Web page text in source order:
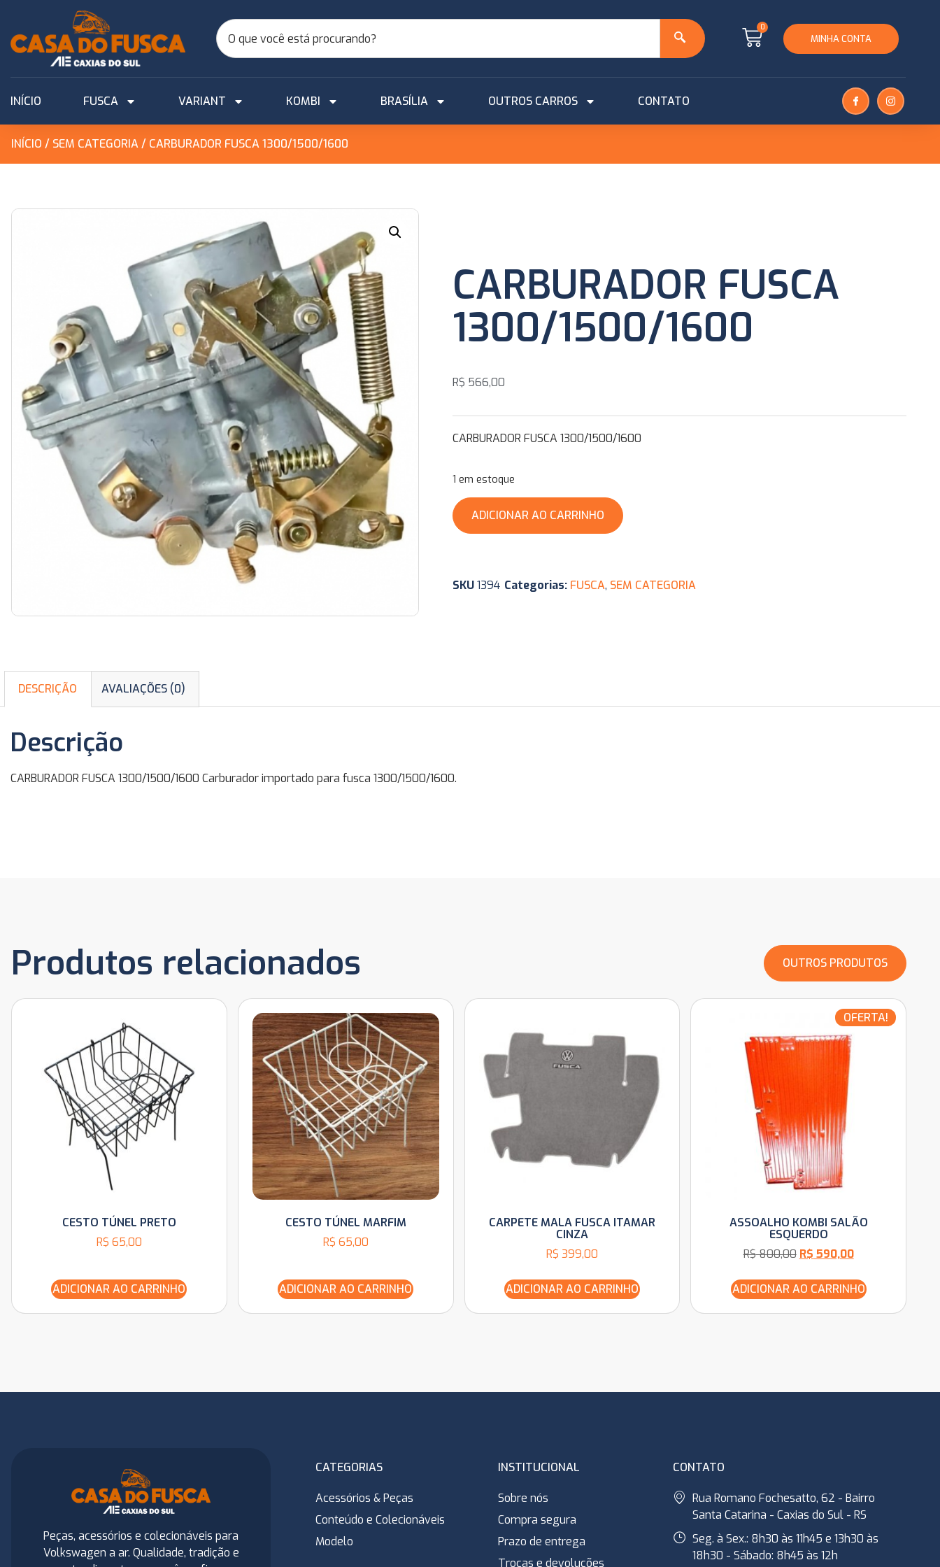
0
MINHA CONTA
INÍCIO FUSCA VARIANT KOMBI BRASÍLIA OUTROS CARROS CONTATO
INÍCIO / SEM CATEGORIA/ CARBURADOR FUSCA 1300/1500/1600
CARBURADOR FUSCA
1300/1500/1600
R$ 566,00
CARBURADOR FUSCA 1300/1500/1600
1 em estoque
ADICIONAR AO CARRINHO
SKU1394 Categorias: FUSCA, SEM CATEGORIA
DESCRIÇÃO AVALIAÇÕES (0)
Descrição
CARBURADOR FUSCA 1300/1500/1600 Carburador importado para fusca 1300/1500/1600.
Produtos relacionados OUTROS PRODUTOS
CESTO TÚNEL PRETO
R$ 65,00
ADICIONAR AO CARRINHO
CESTO TÚNEL MARFIM
R$ 65,00
ADICIONAR AO CARRINHO
CARPETE MALA FUSCA ITAMAR
CINZA
R$ 399,00
ADICIONAR AO CARRINHO
OFERTA!
ASSOALHO KOMBI SALÃO
ESQUERDO
R$800,00 R$ 590,00
ADICIONAR AO CARRINHO
Peças, acessórios e colecionáveis para
Volkswagen a ar. Qualidade, tradição e
CATEGORIAS
Acessórios & Peças
Conteúdo e Colecionáveis
Modelo
INSTITUCIONAL
Sobre nós
Compra segura
Prazo de entrega
Trocas e devoluções
CONTATO
Rua Romano Fochesatto, 62 - Bairro
Santa Catarina - Caxias do Sul - RS
Seg. à Sex.: 8h30 às 11h45 e 13h30 às
18h30 - Sábado: 8h45 às 12h